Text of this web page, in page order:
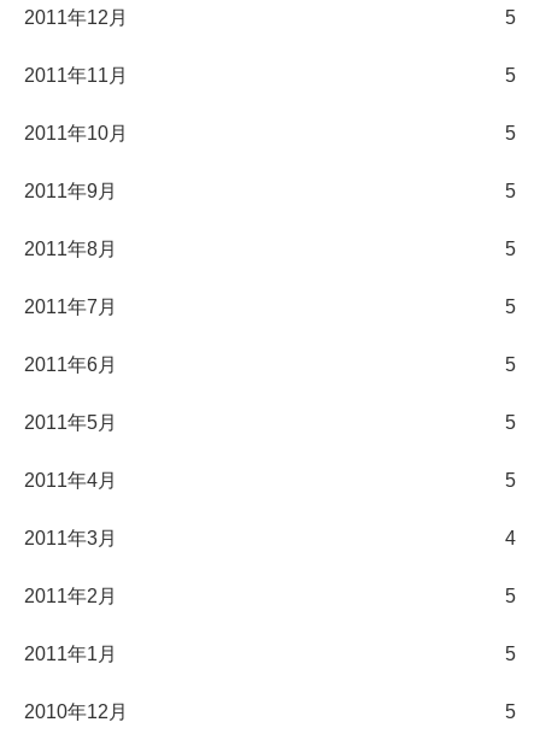
2011年12月 5
2011年11月 5
2011年10月 5
2011年9月 5
2011年8月 5
2011年7月 5
2011年6月 5
2011年5月 5
2011年4月 5
2011年3月 4
2011年2月 5
2011年1月 5
2010年12月 5